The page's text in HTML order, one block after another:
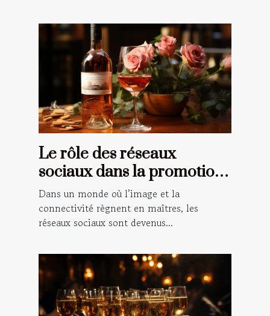
Le rôle des réseaux
sociaux dans la promotion
du vin rosé
Dans un monde où l’image et la
connectivité règnent en maîtres, les
réseaux sociaux sont devenus...